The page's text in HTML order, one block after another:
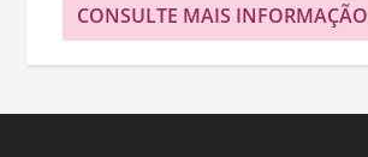
CONSULTE MAIS INFORMAÇÃO